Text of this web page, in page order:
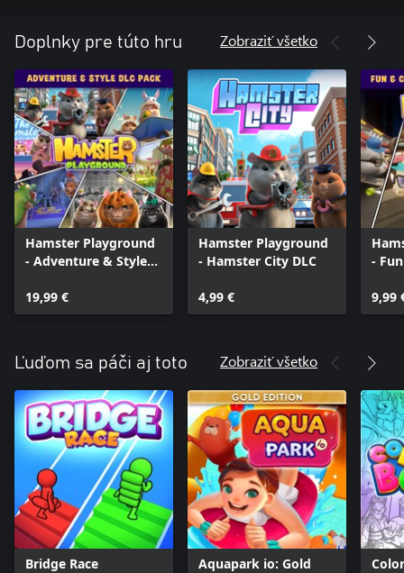
Doplnky pre túto hru Zobraziť všetko
Hamster Playground
- Adventure & Style
19,99 €
Hamster Playground
- Hamster City DLC
4,99 €
-
9,99
Ľuďom sa páči aj toto Zobraziť všetko
Bridge Race
Aquapark io: Gold